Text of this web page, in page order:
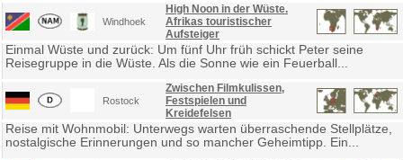
Windhoek
High Noon in der Wüste.
Afrikas touristischer
Aufsteiger
Einmal Wüste und zurück: Um fünf Uhr früh schickt Peter seine
Reisegruppe in die Wüste. Als die Sonne wie ein Feuerball...
Rostock
Zwischen Filmkulissen,
Festspielen und
Kreidefelsen
Reise mit Wohnmobil: Unterwegs warten überraschende Stellplätze,
nostalgische Erinnerungen und so mancher Geheimtipp. Ein...